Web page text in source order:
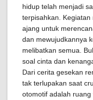
hidup telah menjadi
terpisahkan.
ajang untuk
dan mewujudkannya
melibatkan semua.
soal cinta dan
Dari cerita gesekan
tak terlupakan saat
otomotif adalah